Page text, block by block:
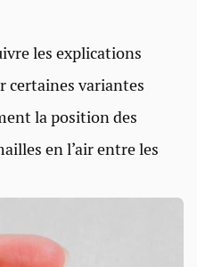
les explications
certaines variantes
la position des
en l’air entre les